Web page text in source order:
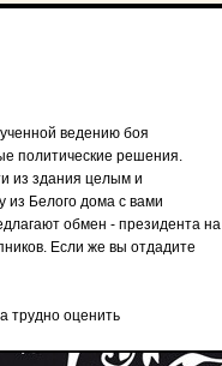
ведению боя
политические решения.
из здания целым и
из Белого дома с вами
обмен - президента на
Если же вы отдадите
трудно оценить